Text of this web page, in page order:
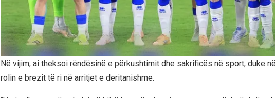
Në vijim, ai theksoi rëndësinë e përkushtimit dhe sakrificës në sport, duke
rolin e brezit të ri në arritjet e deritanishme.